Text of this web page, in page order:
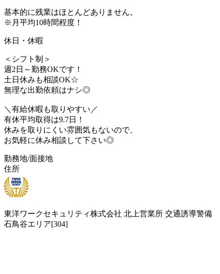
基本的に残業はほとんどありません。
※月平均10時間程度！
休日・休暇
＜シフト制＞
週2日～勤務OKです！
土日休みも相談OK☆
無理な出勤依頼はナシ◎
＼有給休暇も取りやすい／
有休平均取得は9.7日！
休みを取りにくい雰囲気もないので、
お気軽に休み相談して下さい◎
勤務地/面接地
住所
東洋ワークセキュリティ株式会社 北上営業所 交通誘導警備
石鳥谷エリア[304]